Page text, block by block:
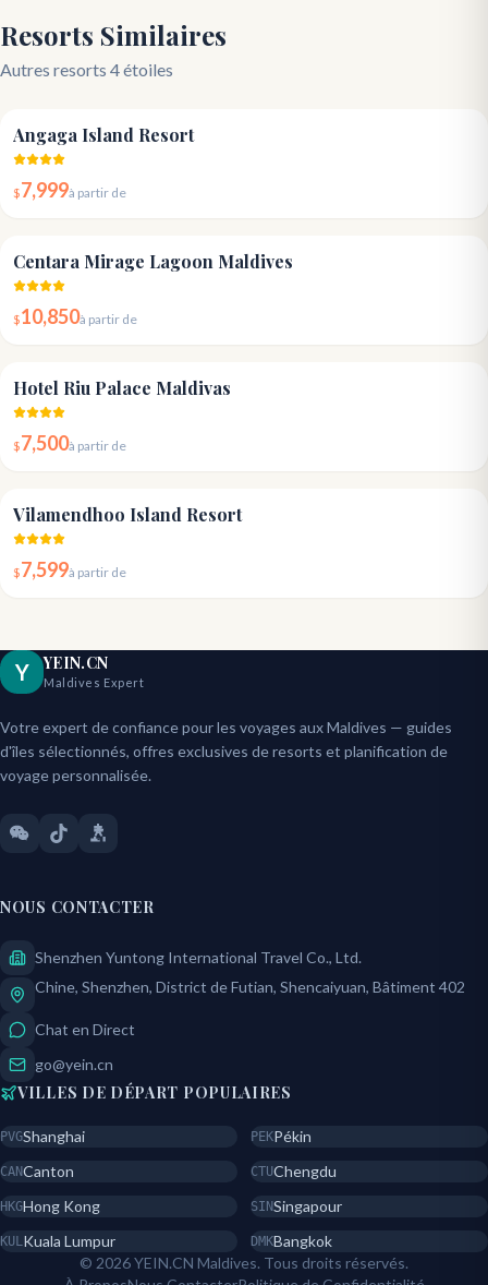
Resorts Similaires
Autres resorts 4 étoiles
Angaga Island Resort
$7,999à partir de
Centara Mirage Lagoon Maldives
$10,850à partir de
Hotel Riu Palace Maldivas
$7,500à partir de
Vilamendhoo Island Resort
$7,599à partir de
Y YEIN.CN
Maldives Expert
Votre expert de confiance pour les voyages aux Maldives — guides
d'îles sélectionnés, offres exclusives de resorts et planification de
voyage personnalisée.
NOUS CONTACTER
Shenzhen Yuntong International Travel Co., Ltd.
Chine, Shenzhen, District de Futian, Shencaiyuan, Bâtiment 402
Chat en Direct
go@yein.cn
VILLES DE DÉPART POPULAIRES
PVGShanghai PEKPékin
CANCanton CTUChengdu
HKGHong Kong SINSingapour
KULKuala Lumpur DMKBangkok
© 2026 YEIN.CN Maldives. Tous droits réservés.